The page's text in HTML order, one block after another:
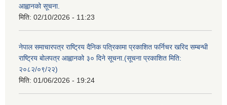
आह्वानको सूचना.
मिति: 02/10/2026 - 11:23
नेपाल समाचारपत्र राष्ट्रिय दैनिक पत्रिकामा प्रकाशित फर्निचर खरिद सम्बन्धी
राष्ट्रिय बोलपत्र आह्वानको ३० दिने सूचना.(सूचना प्रकाशित मिति:
२०८२/०९/२२)
मिति: 01/06/2026 - 19:24